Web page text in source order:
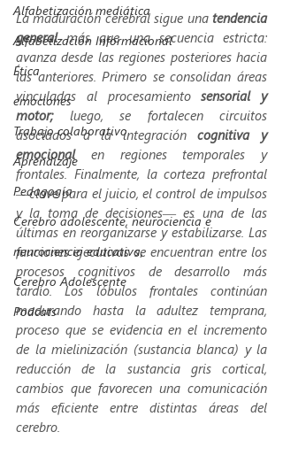
Alfabetización mediática
Alfabetización Informacional
Ética
emociones
Trabajo colaborativo
Aprendizaje
Pedagogía
Cerebro adolescente, neurociencia e
neurociencia educativa,
Cerebro Adolescente
Podcats
La maduración cerebral sigue una tendencia
general más que una secuencia estricta:
avanza desde las regiones posteriores hacia
las anteriores. Primero se consolidan áreas
vinculadas al procesamiento sensorial y
motor; luego, se fortalecen circuitos
asociados a la integración cognitiva y
emocional en regiones temporales y
frontales. Finalmente, la corteza prefrontal
—clave para el juicio, el control de impulsos
y la toma de decisiones— es una de las
últimas en reorganizarse y estabilizarse. Las
funciones ejecutivas se encuentran entre los
procesos cognitivos de desarrollo más
tardío. Los lóbulos frontales continúan
madurando hasta la adultez temprana,
proceso que se evidencia en el incremento
de la mielinización (sustancia blanca) y la
reducción de la sustancia gris cortical,
cambios que favorecen una comunicación
más eficiente entre distintas áreas del
cerebro.